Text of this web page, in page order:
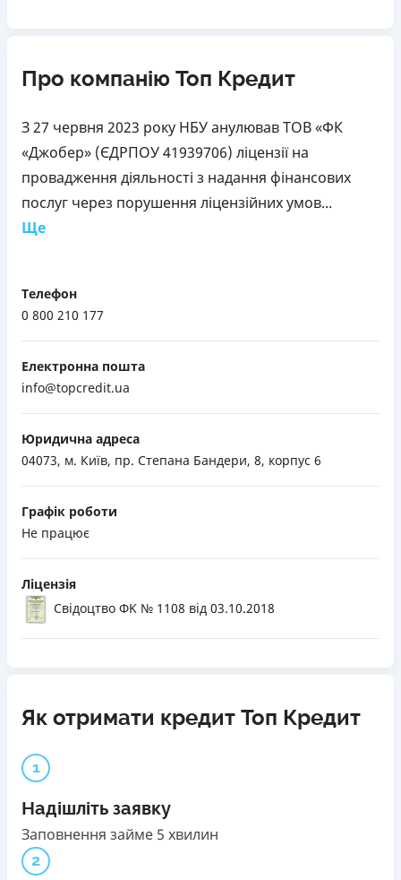
Про компанію Топ Кредит
З 27 червня 2023 року НБУ анулював ТОВ «ФК
«Джобер» (ЄДРПОУ 41939706) ліцензії на
провадження діяльності з надання фінансових
послуг через порушення ліцензійних умов...
Ще
Телефон
0 800 210 177
Електронна пошта
info@topcredit.ua
Юридична адреса
04073, м. Київ, пр. Степана Бандери, 8, корпус 6
Графік роботи
Не працює
Ліцензія
Свідоцтво ФK № 1108 від 03.10.2018
Як отримати кредит Топ Кредит
1
Надішліть заявку
Заповнення займе 5 хвилин
2